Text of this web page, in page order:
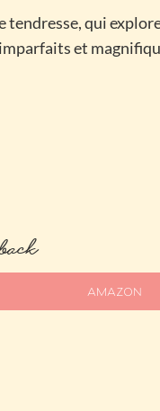
tendresse, qui
et
AMAZON